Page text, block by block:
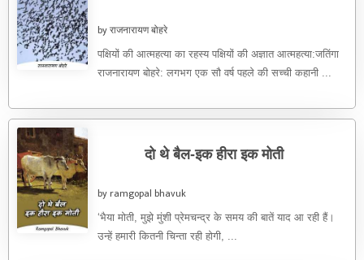
by राजनारायण बोहरे
पक्षियों की आत्महत्या का रहस्य पक्षियों की अज्ञात आत्महत्या:जतिंगा
राजनारायण बोहरे: लगभग एक सौ वर्ष पहले की सच्ची कहानी ...
दो थे बैल-इक हीरा इक मोती
by ramgopal bhavuk
‘भैया मोती, मुझे मुंशी प्रेमचन्द्र के समय की बातें याद आ रही हैं।
उन्हें हमारी कितनी चिन्ता रही होगी, ...